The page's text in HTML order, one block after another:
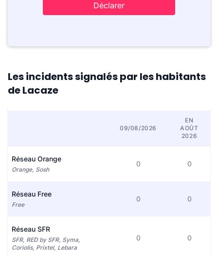
Déclarer
Les incidents signalés par les habitants
de Lacaze
09/08/2026
EN
AOÛT
2026
Réseau Orange
Orange, Sosh
0 0
Réseau Free
Free
0 0
Réseau SFR
SFR, RED by SFR, Syma,
Coriolis, Prixtel, Lebara
0 0